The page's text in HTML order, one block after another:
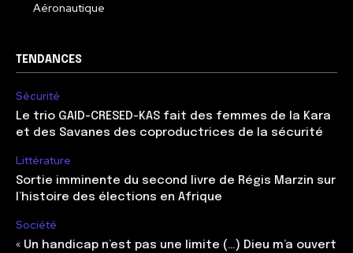
Aéronautique
TENDANCES
Sécurité
Le trio GAID-CRESED-KAS fait des femmes de la Kara
et des Savanes des coproductrices de la sécurité
Littérature
Sortie imminente du second livre de Régis Marzin sur
l’histoire des élections en Afrique
Société
« Un handicap n’est pas une limite (…) Dieu m’a ouvert